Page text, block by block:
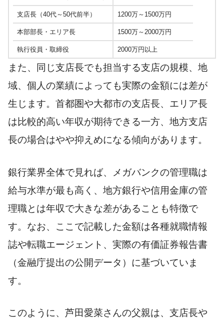
支店長（40代～50代前半） 1200万～1500万円
本部部長・エリア長 1500万～2000万円
執行役員・取締役 2000万円以上
また、同じ支店長でも担当する支店の規模、地
域、個人の業績によっても実際の金額には差が
生じます。首都圏や大都市の支店長、エリア長
は比較的高い年収が期待できる一方、地方支店
長の場合はやや抑えめになる傾向があります。
銀行業界全体で見れば、メガバンクの管理職は
給与水準が最も高く、地方銀行や信用金庫の管
理職とは年収で大きな差があることも特徴で
す。なお、ここで記載した金額は各種就職情報
誌や転職エージェント、実際の有価証券報告書
（金融庁提出の公開データ）に基づいていま
す。
このように、芦田愛菜さんの父親は、支店長や